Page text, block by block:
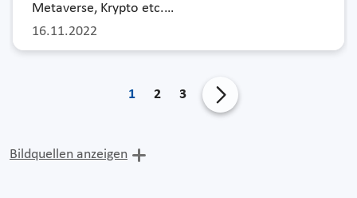
16.11.2022
Metaverse, Krypto etc.…
1 2 3
Bildquellen anzeigen